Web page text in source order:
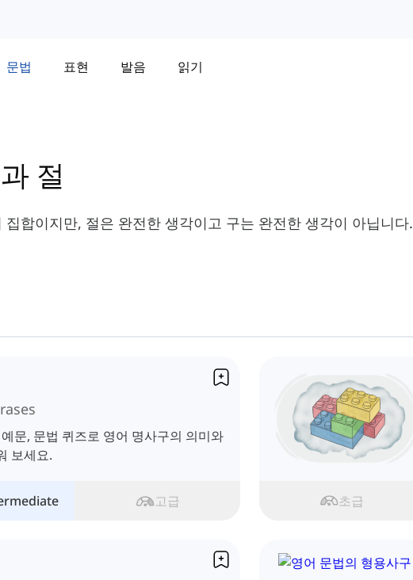
문법 표현 발음 읽기
절
합이지만, 절은 완전한 생각이고 구는 완전한 생각이 아닙니다.
문, 문법 퀴즈로 영어 명사구의 의미와
보세요.
고급 초급